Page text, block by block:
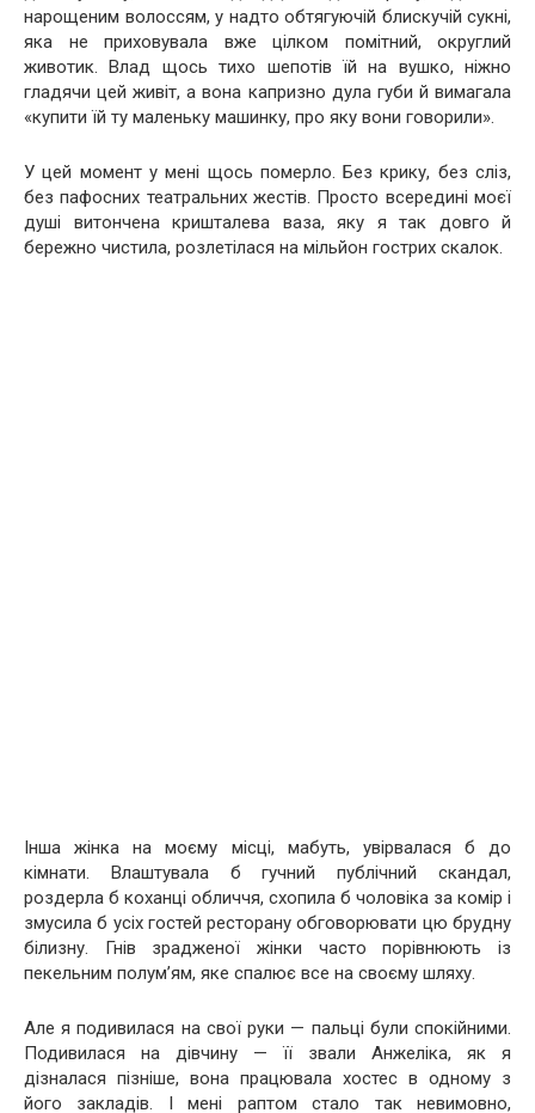
нарощеним волоссям, у надто обтягуючій блискучій сукні,
яка не приховувала вже цілком помітний, округлий
животик. Влад щось тихо шепотів їй на вушко, ніжно
гладячи цей живіт, а вона капризно дула губи й вимагала
«купити їй ту маленьку машинку, про яку вони говорили».
У цей момент у мені щось померло. Без крику, без сліз,
без пафосних театральних жестів. Просто всередині моєї
душі витончена кришталева ваза, яку я так довго й
бережно чистила, розлетілася на мільйон гострих скалок.
Інша жінка на моєму місці, мабуть, увірвалася б до
кімнати. Влаштувала б гучний публічний скандал,
роздерла б коханці обличчя, схопила б чоловіка за комір і
змусила б усіх гостей ресторану обговорювати цю брудну
білизну. Гнів зрадженої жінки часто порівнюють із
пекельним полум’ям, яке спалює все на своєму шляху.
Але я подивилася на свої руки — пальці були спокійними.
Подивилася на дівчину — її звали Анжеліка, як я
дізналася пізніше, вона працювала хостес в одному з
його закладів. І мені раптом стало так невимовно,